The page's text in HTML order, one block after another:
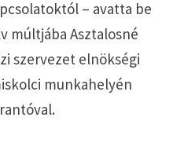
– avatta be
múltjába Asztalosné
szervezet elnökségi
munkahelyén